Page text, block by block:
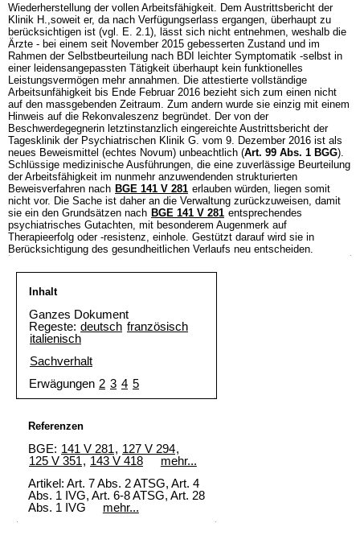
Wiederherstellung der vollen Arbeitsfähigkeit. Dem Austrittsbericht der
Klinik H.,soweit er, da nach Verfügungserlass ergangen, überhaupt zu
berücksichtigen ist (vgl. E. 2.1), lässt sich nicht entnehmen, weshalb die
Ärzte - bei einem seit November 2015 gebesserten Zustand und im
Rahmen der Selbstbeurteilung nach BDI leichter Symptomatik -selbst in
einer leidensangepassten Tätigkeit überhaupt kein funktionelles
Leistungsvermögen mehr annahmen. Die attestierte vollständige
Arbeitsunfähigkeit bis Ende Februar 2016 bezieht sich zum einen nicht
auf den massgebenden Zeitraum. Zum andern wurde sie einzig mit einem
Hinweis auf die Rekonvaleszenz begründet. Der von der
Beschwerdegegnerin letztinstanzlich eingereichte Austrittsbericht der
Tagesklinik der Psychiatrischen Klinik G. vom 9. Dezember 2016 ist als
neues Beweismittel (echtes Novum) unbeachtlich (Art. 99 Abs. 1 BGG).
Schlüssige medizinische Ausführungen, die eine zuverlässige Beurteilung
der Arbeitsfähigkeit im nunmehr anzuwendenden strukturierten
Beweisverfahren nach BGE 141 V 281 erlauben würden, liegen somit
nicht vor. Die Sache ist daher an die Verwaltung zurückzuweisen, damit
sie ein den Grundsätzen nach BGE 141 V 281 entsprechendes
psychiatrisches Gutachten, mit besonderem Augenmerk auf
Therapieerfolg oder -resistenz, einhole. Gestützt darauf wird sie in
Berücksichtigung des gesundheitlichen Verlaufs neu entscheiden.
Inhalt
Ganzes Dokument
Regeste: deutsch französisch
italienisch
Sachverhalt
Erwägungen 2 3 4 5
Referenzen
BGE: 141 V 281, 127 V 294,
125 V 351, 143 V 418
mehr...
Artikel: Art. 7 Abs. 2 ATSG, Art. 4
Abs. 1 IVG, Art. 6-8 ATSG, Art. 28
Abs. 1 IVG
mehr...